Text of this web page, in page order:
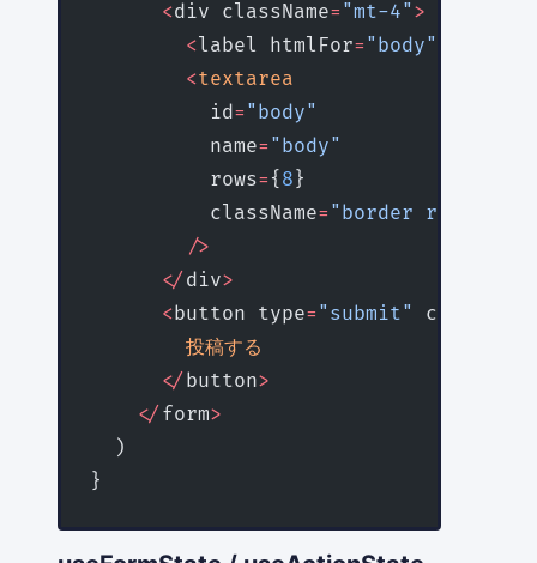
      <
div className= "mt-4">
        <
label htmlFor= "body"
        <
textarea
          id
= "body"
          name
= "body"
          rows
= { 8 }
          className
= "border rounded
        />
      </
div>
      <
button type= "submit" className
        投稿する
      </
button>
    </
form>
  )
}